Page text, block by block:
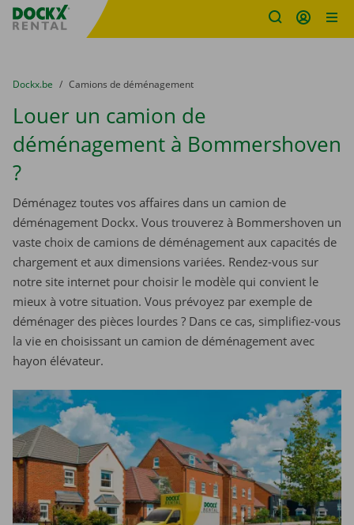
sitename
You are here:
du
Dockx.be to
Camions de déménagement
Louer un camion de
déménagement à Bommershoven
?
Déménagez toutes vos affaires dans un camion de
déménagement Dockx. Vous trouverez à Bommershoven un
vaste choix de camions de déménagement aux capacités de
chargement et aux dimensions variées. Rendez-vous sur
notre site internet pour choisir le modèle qui convient le
mieux à votre situation. Vous prévoyez par exemple de
déménager des pièces lourdes ? Dans ce cas, simplifiez-vous
la vie en choisissant un camion de déménagement avec
hayon élévateur.